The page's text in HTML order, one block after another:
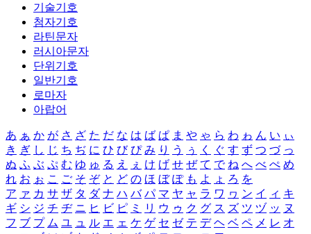
기술기호
첨자기호
라틴문자
러시아문자
단위기호
일반기호
로마자
아랍어
あ ぁ か が さ ざ た だ な は ば ぱ ま や ゃ ら わ ゎ ん い ぃ
き ぎ し じ ち ぢ に ひ び ぴ み り う ぅ く ぐ す ず つ づ っ
ぬ ふ ぶ ぷ む ゆ ゅ る え ぇ け げ せ ぜ て で ね へ べ ぺ め
れ お ぉ こ ご そ ぞ と ど の ほ ぼ ぽ も よ ょ ろ を
ア ァ カ サ ザ タ ダ ナ ハ バ パ マ ヤ ャ ラ ワ ヮ ン イ ィ キ
ギ シ ジ チ ヂ ニ ヒ ビ ピ ミ リ ウ ゥ ク グ ス ズ ツ ヅ ッ ヌ
フ ブ プ ム ユ ュ ル エ ェ ケ ゲ セ ゼ テ デ ヘ ベ ペ メ レ オ